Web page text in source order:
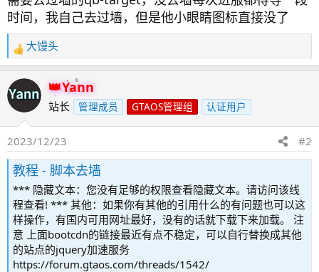
时间，我自己去过墙，但是他小眼睛图标直接没了
反
馈
：
大馒头
Yann
站长 管理成员 GTAOS管理组 认证用户
2023/12/23 #2
教程 - 脚本去墙
*** 隐藏文本：您没有足够的权限查看隐藏文本。请访问该线
程查看! *** 其他：如果你有其他的引用什么的有问题也可以这
样操作，有国内可用网址最好，没有的话就下载下来加载。 注
意 上面bootcdn的链接最近有点不稳定，可以自行替换成其他
的站点的jquery加速服务
https://forum.gtaos.com/threads/1542/